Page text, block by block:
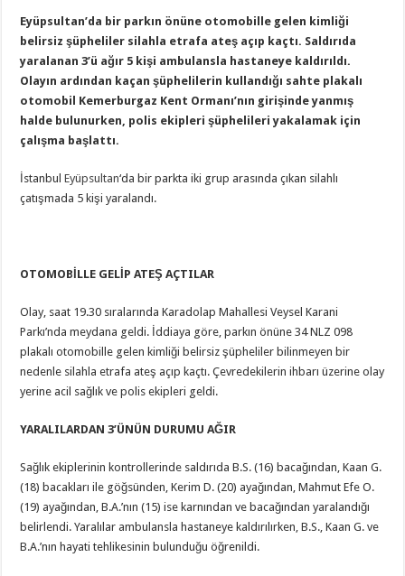
Eyüpsultan’da bir parkın önüne otomobille gelen kimliği
belirsiz şüpheliler silahla etrafa ateş açıp kaçtı. Saldırıda
yaralanan 3’ü ağır 5 kişi ambulansla hastaneye kaldırıldı.
Olayın ardından kaçan şüphelilerin kullandığı sahte plakalı
otomobil Kemerburgaz Kent Ormanı’nın girişinde yanmış
halde bulunurken, polis ekipleri şüphelileri yakalamak için
çalışma başlattı.
İstanbulEyüpsultan‘da bir parkta iki grup arasında çıkan silahlı
çatışmada 5 kişi yaralandı.
OTOMOBİLLE GELİP ATEŞ AÇTILAR
Olay, saat 19.30 sıralarında Karadolap Mahallesi Veysel Karani
Parkı’nda meydana geldi. İddiaya göre, parkın önüne 34 NLZ 098
plakalı otomobille gelen kimliği belirsiz şüpheliler bilinmeyen bir
nedenle silahla etrafa ateş açıp kaçtı. Çevredekilerin ihbarı üzerine olay
yerine acil sağlık ve polis ekipleri geldi.
YARALILARDAN 3’ÜNÜN DURUMU AĞIR
Sağlık ekiplerinin kontrollerinde saldırıda B.S. (16) bacağından, Kaan G.
(18) bacakları ile göğsünden, Kerim D. (20) ayağından, Mahmut Efe O.
(19) ayağından, B.A.’nın (15) ise karnından ve bacağından yaralandığı
belirlendi. Yaralılar ambulansla hastaneye kaldırılırken, B.S., Kaan G. ve
B.A.’nın hayati tehlikesinin bulunduğu öğrenildi.